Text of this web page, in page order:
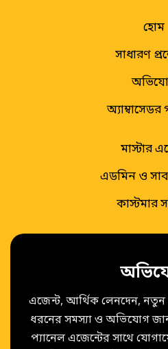
হোম
সাধারণ
অ্যাম্বাসেডর
মাস্টার
এডমিন ও
কাস্টমার
এজেন্ট, আর্থিক লেনদেন,
ধরনের সমস্যা ও অভিযোগ
প্যানেল এজেন্টের সাথে